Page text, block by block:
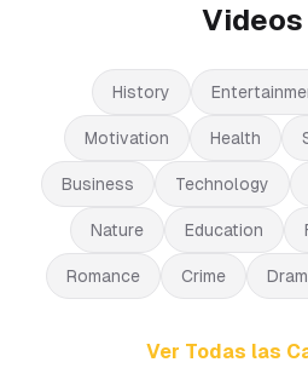
Videos
History
Motivation Health
Business Technology
Nature Education
Romance Crime
Ver Todas las